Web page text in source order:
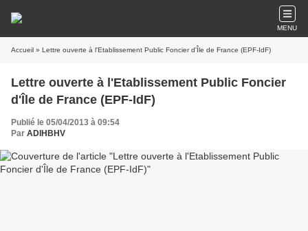
MENU
Accueil » Lettre ouverte à l'Etablissement Public Foncier d'Île de France (EPF-IdF)
Lettre ouverte à l'Etablissement Public Foncier
d'Île de France (EPF-IdF)
Publié le 05/04/2013 à 09:54
Par ADIHBHV